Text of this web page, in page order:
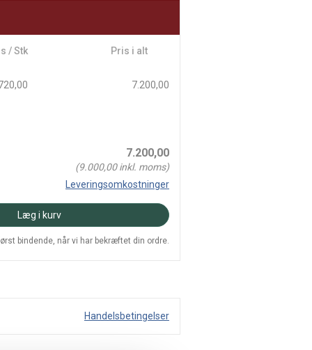
/ Stk Pris i alt
7.200,00
7.200,00
(9.000,00inkl. moms)
Leveringsomkostninger
Læg i kurv
bindende, når vi har bekræftet din ordre.
Handelsbetingelser